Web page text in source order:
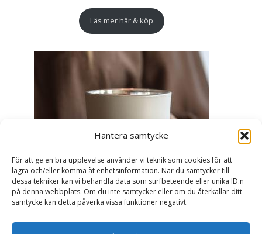
Hantera samtycke
För att ge en bra upplevelse använder vi teknik som cookies för att
lagra och/eller komma åt enhetsinformation. När du samtycker till
dessa tekniker kan vi behandla data som surfbeteende eller unika ID:n
på denna webbplats. Om du inte samtycker eller om du återkallar ditt
samtycke kan detta påverka vissa funktioner negativt.
Läs mer här & köp